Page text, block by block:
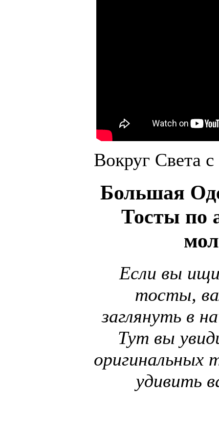
Вокруг Света
Большая
Тосты по
Если вы
тосты,
заглянуть в
Тут вы
оригинальных
удивить